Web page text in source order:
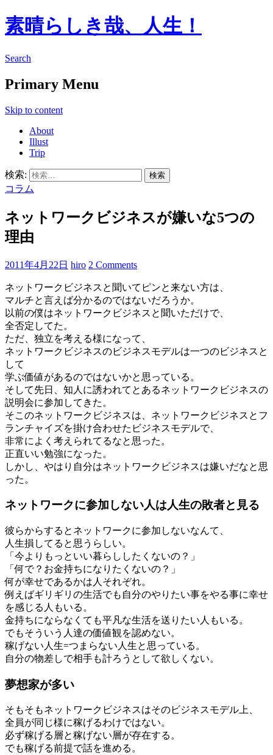
素晴らしき哉、人生！
Search
Primary Menu
Skip to content
About
Illust
Trip
検索:
コラム
ネットワークビジネスが嫌いな5つの
理由
2011年4月22日 hiro 2 Comments
ネットワークビジネスと聞いてピンと来ない方は、
マルチと言えば分かるのではないだろうか。
以前の僕はネットワークビジネスと聞いただけで、
全否定してた。
ただ、独立を考える様になって、
ネットワークビジネスのビジネスモデルは一つのビジネスと
して
学ぶ価値があるのではないかと思っている。
そして先日、知人に誘われてとあるネットワークビジネスの
説明会に参加してきた。
そこのネットワークビジネスは、ネットワークビジネスとフ
ランチャイズを掛け合わせたビジネスモデルで、
非常によく考えられてるなと思った。
正直いい勉強になった。
しかし、やはり自分はネットワークビジネスは嫌いだなと思
った。
ネットワークに参加しない人は人生の敗者と見る
彼らからするとネットワークに参加しないなんて、
人生損してると思うらしい。
「今よりもっといい暮らししたくないの？」
「何で？お金持ちになりたくないの？」
何が幸せであるかは人それぞれ。
例えばギリギリの生活でも自分のやりたい事をやる事に幸せ
を感じる人もいる。
金持ちにならなくても平凡な生活を送りたい人もいる。
でもそういう人達の価値観を認めない。
稼げない人生=つまらない人生と思っている。
自分の物差しで相手も計ろうとして欲しくない。
夢想家が多い
そもそもネットワークビジネスはそのビジネスモデル上、
全員が同じ様に稼げるわけではない。
必ず稼げる層と稼げない層が存在する。
でも稼げる前提で話を進める。